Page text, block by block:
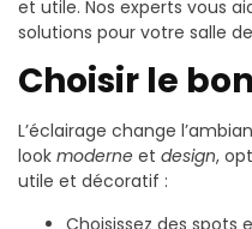
et utile. Nos experts vous
solutions pour votre salle
Choisir le
L’éclairage change
look moderne et design,
utile et décoratif :